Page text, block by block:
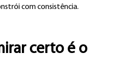
com consistência.
certo é o